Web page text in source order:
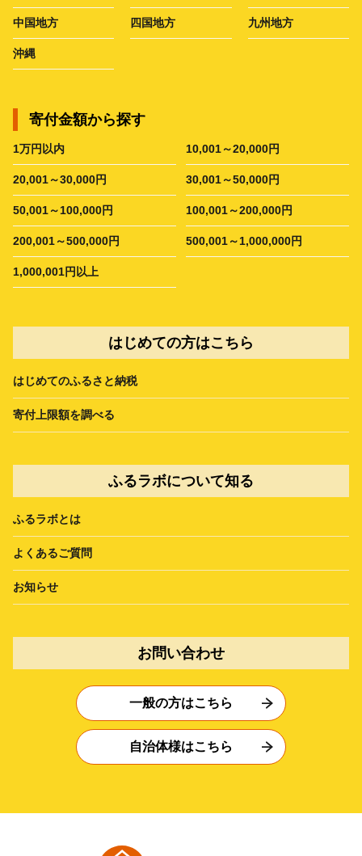
中国地方 四国地方 九州地方
沖縄
寄付金額から探す
1万円以内 10,001～20,000円
20,001～30,000円 30,001～50,000円
50,001～100,000円 100,001～200,000円
200,001～500,000円 500,001～1,000,000円
1,000,001円以上
はじめての方はこちら
はじめてのふるさと納税
寄付上限額を調べる
ふるラボについて知る
ふるラボとは
よくあるご質問
お知らせ
お問い合わせ
一般の方はこちら
自治体様はこちら